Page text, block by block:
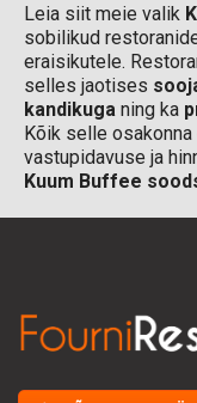
Leia siit meie valik
sobilikud
eraisikutele.
selles jaotises
kandikuga ning ka
Kõik selle
vastupidavuse ja
Kuum Buffee